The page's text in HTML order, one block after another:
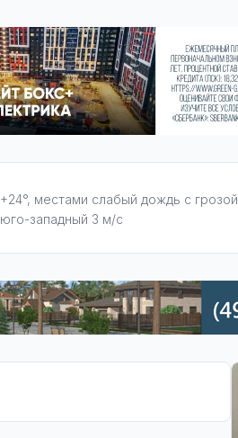
+24°, местами слабый дождь с грозой
юго-западный 3 м/с